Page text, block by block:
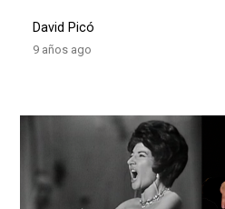
David Picó
9 años ago